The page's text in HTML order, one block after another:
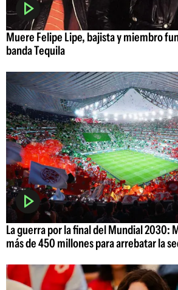
Muere Felipe Lipe, bajista y miembro
banda Tequila
La guerra por la final del Mundial 2030:
más de 450 millones para arrebatar la